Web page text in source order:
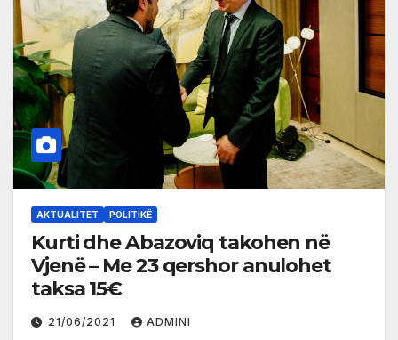
AKTUALITET POLITIKË
Kurti dhe Abazoviq takohen në
Vjenë – Me 23 qershor anulohet
taksa 15€
21/06/2021 ADMINI